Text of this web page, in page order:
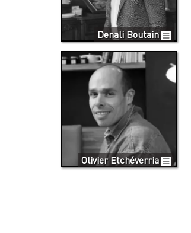
Denali Boutain
Olivier Etchéverria